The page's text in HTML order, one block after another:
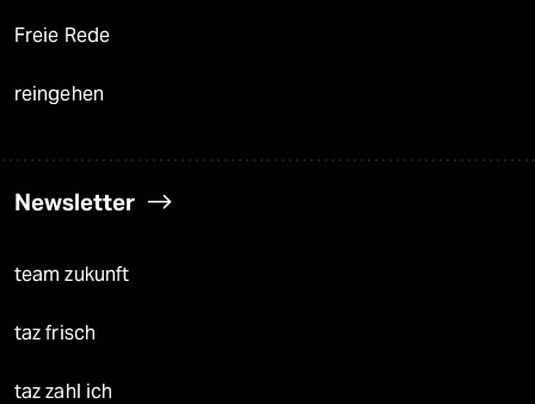
Freie Rede
reingehen
Newsletter
team zukunft
taz frisch
taz zahl ich